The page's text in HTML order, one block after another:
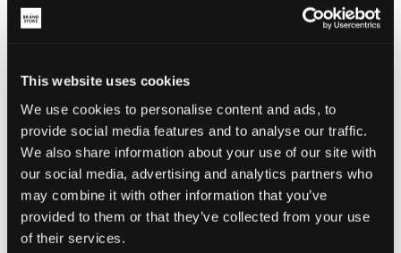
This website uses cookies
We use cookies to personalise content and ads, to
provide social media features and to analyse our traffic.
We also share information about your use of our site with
our social media, advertising and analytics partners who
may combine it with other information that you’ve
provided to them or that they’ve collected from your use
of their services.
Liten Riktig
STØRRELSESTABELL
VELG EN STØRRELSE
Rask levering
Fri frakt over 999 kr